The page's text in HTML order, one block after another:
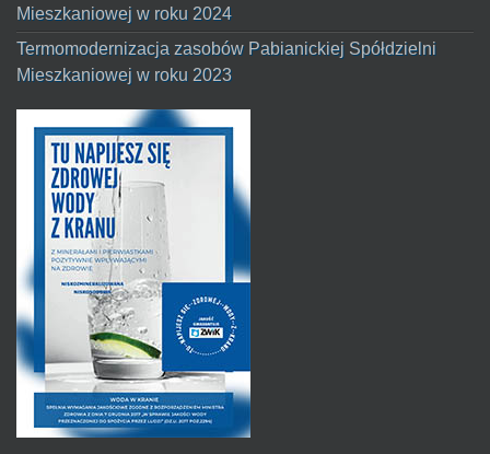
Mieszkaniowej w roku 2024
Termomodernizacja zasobów Pabianickiej Spółdzielni
Mieszkaniowej w roku 2023